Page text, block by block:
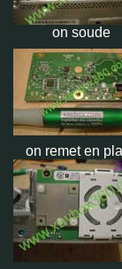
on soude
on remet en